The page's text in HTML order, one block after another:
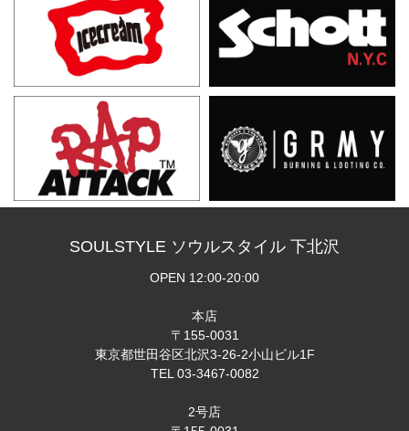
SOULSTYLE ソウルスタイル 下北沢
OPEN 12:00-20:00
本店
〒155-0031
東京都世田谷区北沢3-26-2小山ビル1F
TEL 03-3467-0082
2号店